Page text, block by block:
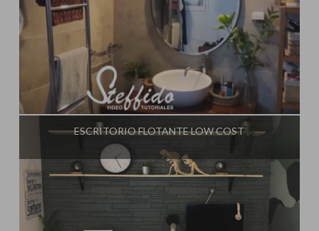
Influencer:Steffido
ESCRITORIO FLOTANTE LOW COST